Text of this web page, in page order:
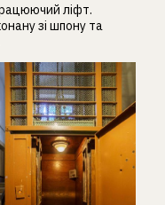
ліфт.
зі шпону та